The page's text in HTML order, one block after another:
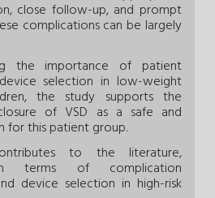
close follow-up, and prompt
complications can be largely
the importance of patient
selection in low-weight
the study supports the
of VSD as a safe and
this patient group.
to the literature,
terms of complication
device selection in high-risk